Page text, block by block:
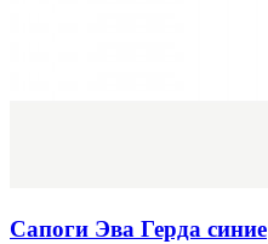
Сапоги Эва Герда синие